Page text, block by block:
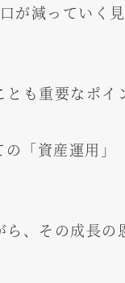
が減っていく
も重要なポイ
「資産運用」
、その成長の